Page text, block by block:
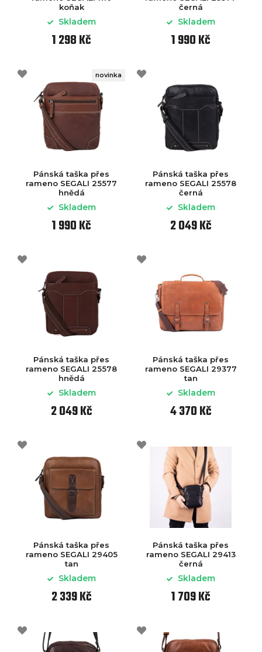
koňak
Skladem
1 298 Kč
černá
Skladem
1 990 Kč
novinka
Pánská taška přes
rameno SEGALI 25577
hnědá
Skladem
1 990 Kč
Pánská taška přes
rameno SEGALI 25578
černá
Skladem
2 049 Kč
Pánská taška přes
rameno SEGALI 25578
hnědá
Skladem
2 049 Kč
Pánská taška přes
rameno SEGALI 29377
tan
Skladem
4 370 Kč
Pánská taška přes
rameno SEGALI 29405
tan
Skladem
2 339 Kč
Pánská taška přes
rameno SEGALI 29413
černá
Skladem
1 709 Kč